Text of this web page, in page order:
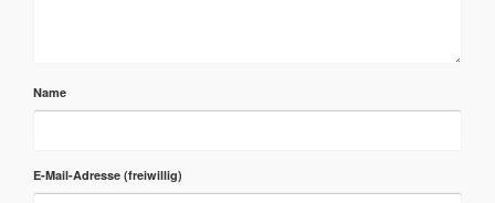
Name
E-Mail-Adresse